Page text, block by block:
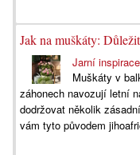
Jak na muškáty:
Jarní inspirace
Muškáty v
záhonech navozují letní
dodržovat několik
vám tyto původem